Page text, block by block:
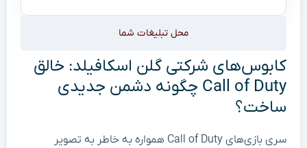
محل تبلیغات شما
کابوس‌های شرکتی گلن اسکافیلد: خالق
Call of Duty چگونه دشمن جدیدی
ساخت؟
سری بازی‌های Call of Duty همواره به خاطر به تصویر